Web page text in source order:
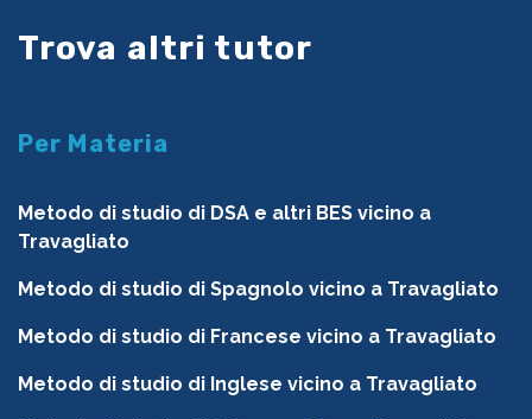
Trova altri tutor
Per Materia
Metodo di studio di DSA e altri BES vicino a
Travagliato
Metodo di studio di Spagnolo vicino a Travagliato
Metodo di studio di Francese vicino a Travagliato
Metodo di studio di Inglese vicino a Travagliato